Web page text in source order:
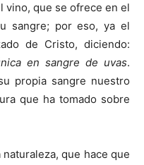
vino, que se ofrece en el
sangre; por eso, ya el
de Cristo, diciendo:
en sangre de uvas.
propia sangre nuestro
que ha tomado sobre
que hace que